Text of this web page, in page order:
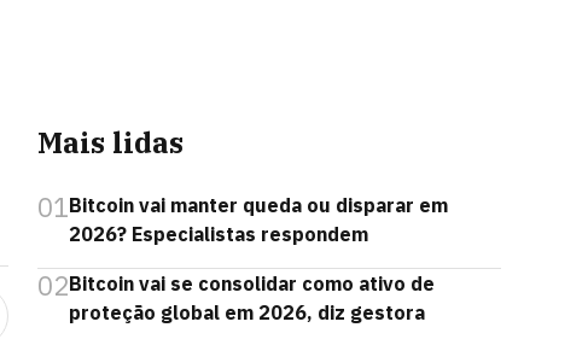
Mais lidas
01Bitcoin vai manter queda ou disparar em
2026? Especialistas respondem
02Bitcoin vai se consolidar como ativo de
proteção global em 2026, diz gestora